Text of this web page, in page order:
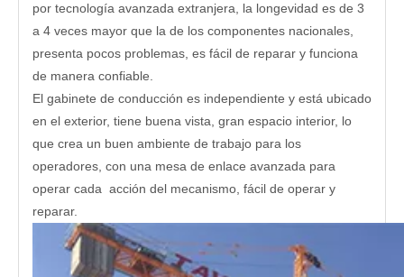
por tecnología avanzada extranjera, la longevidad es de 3
a 4 veces mayor que la de los componentes nacionales,
presenta pocos problemas, es fácil de reparar y funciona
de manera confiable.
El gabinete de conducción es independiente y está ubicado
en el exterior, tiene buena vista, gran espacio interior, lo
que crea un buen ambiente de trabajo para los
operadores, con una mesa de enlace avanzada para
operar cada acción del mecanismo, fácil de operar y
reparar.